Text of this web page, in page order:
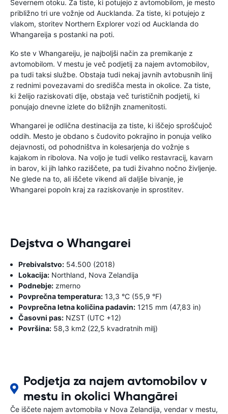
Severnem otoku. Za tiste, ki potujejo z avtomobilom, je mesto
približno tri ure vožnje od Aucklanda. Za tiste, ki potujejo z
vlakom, storitev Northern Explorer vozi od Aucklanda do
Whangareija s postanki na poti.
Ko ste v Whangareiju, je najboljši način za premikanje z
avtomobilom. V mestu je več podjetij za najem avtomobilov,
pa tudi taksi službe. Obstaja tudi nekaj javnih avtobusnih linij
z rednimi povezavami do središča mesta in okolice. Za tiste,
ki želijo raziskovati dlje, obstaja več turističnih podjetij, ki
ponujajo dnevne izlete do bližnjih znamenitosti.
Whangarei je odlična destinacija za tiste, ki iščejo sproščujoč
oddih. Mesto je obdano s čudovito pokrajino in ponuja veliko
dejavnosti, od pohodništva in kolesarjenja do vožnje s
kajakom in ribolova. Na voljo je tudi veliko restavracij, kavarn
in barov, ki jih lahko raziščete, pa tudi živahno nočno življenje.
Ne glede na to, ali iščete vikend ali daljše bivanje, je
Whangarei popoln kraj za raziskovanje in sprostitev.
Dejstva o Whangarei
Prebivalstvo: 54.500 (2018)
Lokacija: Northland, Nova Zelandija
Podnebje: zmerno
Povprečna temperatura: 13,3 °C (55,9 °F)
Povprečna letna količina padavin: 1215 mm (47,83 in)
Časovni pas: NZST (UTC +12)
Površina: 58,3 km2 (22,5 kvadratnih milj)
Podjetja za najem avtomobilov v
mestu in okolici Whangārei
Če iščete najem avtomobila v Nova Zelandija, vendar v mestu,